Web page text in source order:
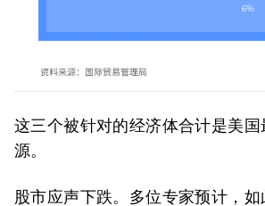
这三个被针对的经济体合计是美
源。
股市应声下跌。多位专家预计，